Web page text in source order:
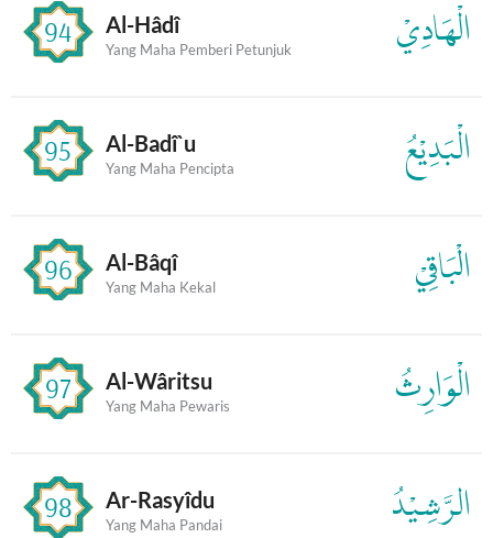
94 Al-Hâdî
Yang Maha Pemberi Petunjuk الْهَادِيْ
95 Al-Badî`u
Yang Maha Pencipta الْبَدِيْعُ
96 Al-Bâqî
Yang Maha Kekal الْبَاقِيْ
97 Al-Wâritsu
Yang Maha Pewaris الْوَارِثُ
98 Ar-Rasyîdu
Yang Maha Pandai الرَّشِيْدُ